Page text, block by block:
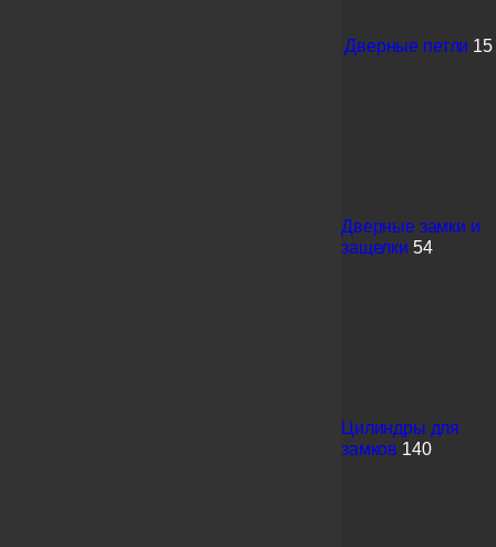
Дверные петли 15
Дверные замки и
защелки 54
Цилиндры для
замков 140